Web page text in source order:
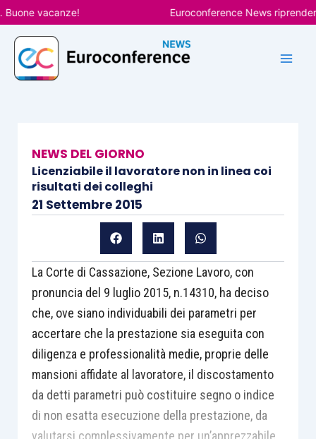
Vai
al
contenuto
vacanze! Euroconference News riprenderà
NEWS DEL GIORNO
Licenziabile il lavoratore non in linea coi
risultati dei colleghi
21 Settembre 2015
La Corte di Cassazione, Sezione Lavoro, con
pronuncia del 9 luglio 2015, n.14310, ha deciso
che, ove siano individuabili dei parametri per
accertare che la prestazione sia eseguita con
diligenza e professionalità medie, proprie delle
mansioni affidate al lavoratore, il discostamento
da detti parametri può costituire segno o indice
di non esatta esecuzione della prestazione, da
valutarsi complessivamente per un’apprezzabile